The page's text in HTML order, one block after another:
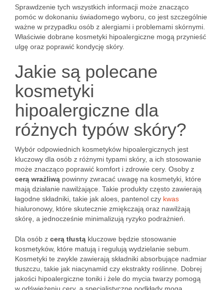
Sprawdzenie tych wszystkich informacji może znacząco
pomóc w dokonaniu świadomego wyboru, co jest szczególnie
ważne w przypadku osób z alergiami i problemami skórnymi.
Właściwie dobrane kosmetyki hipoalergiczne mogą przynieść
ulgę oraz poprawić kondycję skóry.
Jakie są polecane
kosmetyki
hipoalergiczne dla
różnych typów skóry?
Wybór odpowiednich kosmetyków hipoalergicznych jest
kluczowy dla osób z różnymi typami skóry, a ich stosowanie
może znacząco poprawić komfort i zdrowie cery. Osoby z
cerą wrażliwą powinny zwracać uwagę na kosmetyki, które
mają działanie nawilżające. Takie produkty często zawierają
łagodne składniki, takie jak aloes, pantenol czy kwas
hialuronowy, które skutecznie zmiękczają oraz nawilżają
skórę, a jednocześnie minimalizują ryzyko podrażnień.
Dla osób z cerą tłustą kluczowe będzie stosowanie
kosmetyków, które matują i regulują wydzielanie sebum.
Kosmetyki te zwykle zawierają składniki absorbujące nadmiar
tłuszczu, takie jak niacynamid czy ekstrakty roślinne. Dobrej
jakości hipoalergiczne toniki i żele do mycia twarzy pomogą